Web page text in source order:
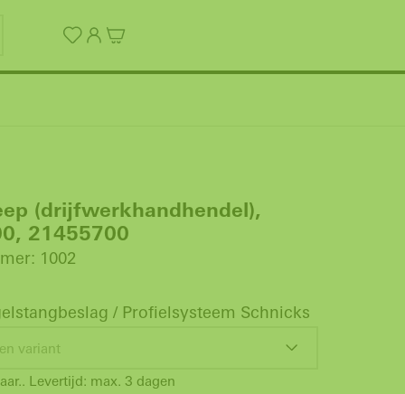
(drijfwerkhandhendel),
21455700
1002
/ Profielsysteem Schnicks
variant
Levertijd: max. 3 dagen